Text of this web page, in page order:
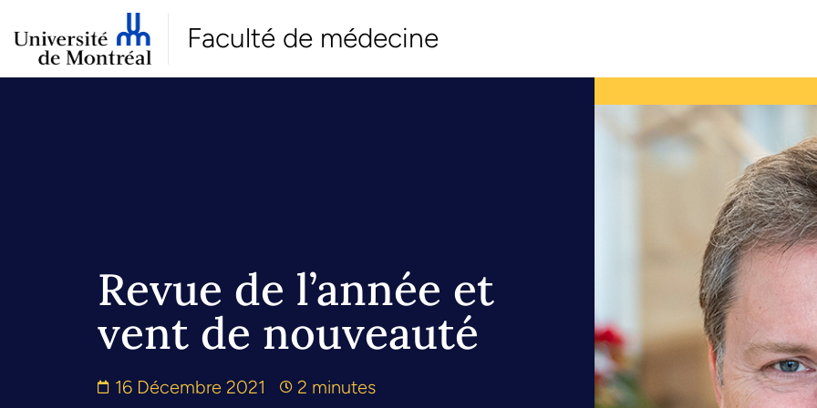
Faculté de médecine
Revue de l’année et
vent de nouveauté
16 Décembre 2021 2 minutes